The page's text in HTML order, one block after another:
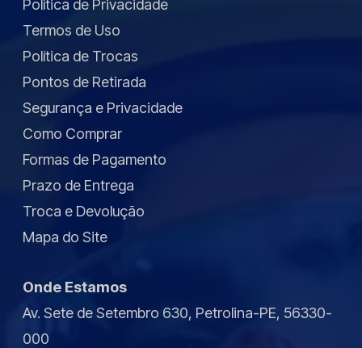
Política de Privacidade
Termos de Uso
Política de Trocas
Pontos de Retirada
Segurança e Privacidade
Como Comprar
Formas de Pagamento
Prazo de Entrega
Troca e Devolução
Mapa do Site
Onde Estamos
Av. Sete de Setembro 630, Petrolina-PE, 56330-
000